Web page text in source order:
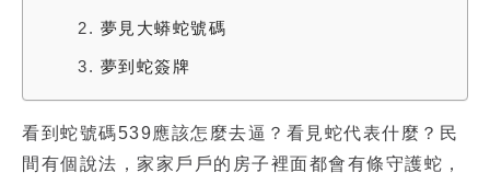
2. 夢見大蟒蛇號碼
3. 夢到蛇簽牌
看到蛇號碼539 應該怎麼去逼？ 看見蛇代表什麼 ？民
間有個說法，家家戶戶的房子裡面都會有條守護蛇，